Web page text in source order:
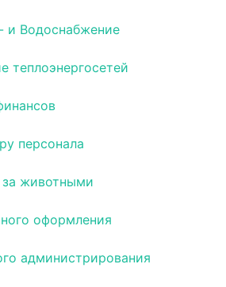
и Водоснабжение
теплоэнергосетей
персонала
за животными
оформления
администрирования